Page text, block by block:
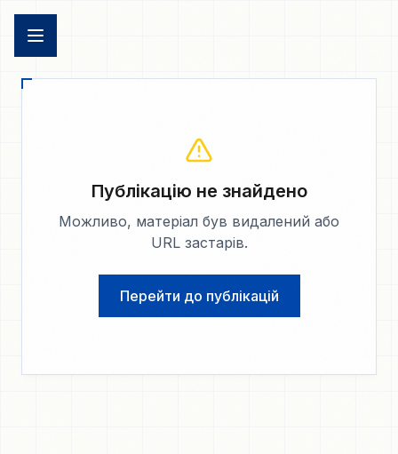
Публікацію не знайдено
Можливо, матеріал був видалений або
URL застарів.
Перейти до публікацій